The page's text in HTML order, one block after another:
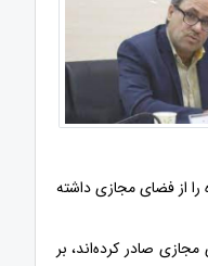
از فضای مجازی داشته
صادر کرده‌اند، بر